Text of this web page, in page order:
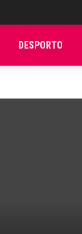
DESPORTO